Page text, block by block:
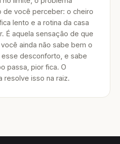
de você perceber: o cheiro
lento e a rotina da casa
É aquela sensação de que
ainda não sabe bem o
desconforto, e sabe
passa, pior fica. O
resolve isso na raiz.